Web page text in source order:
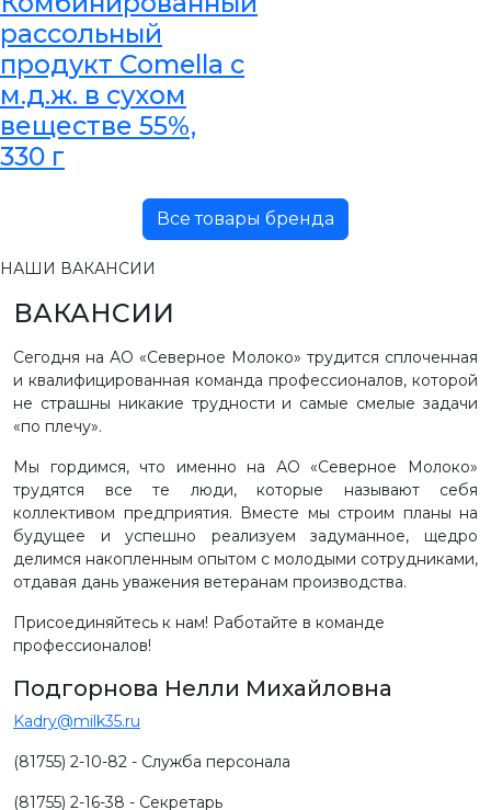
рассольный
продукт Comella с
м.д.ж. в сухом
веществе 55%,
330 г
Все товары бренда
НАШИ ВАКАНСИИ
ВАКАНСИИ
Сегодня на АО «Северное Молоко» трудится сплоченная
и квалифицированная команда профессионалов, которой
не страшны никакие трудности и самые смелые задачи
«по плечу».
Мы гордимся, что именно на АО «Северное Молоко»
трудятся все те люди, которые называют себя
коллективом предприятия. Вместе мы строим планы на
будущее и успешно реализуем задуманное, щедро
делимся накопленным опытом с молодыми сотрудниками,
отдавая дань уважения ветеранам производства.
Присоединяйтесь к нам! Работайте в команде
профессионалов!
Подгорнова Нелли Михайловна
Kadry@milk35.ru
(81755) 2-10-82 - Служба персонала
(81755) 2-16-38 - Секретарь